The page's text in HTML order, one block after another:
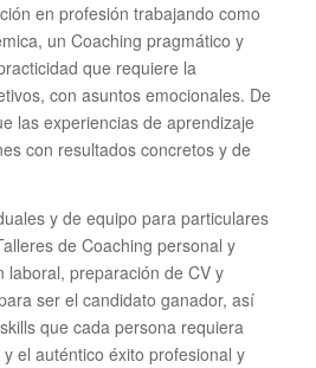
en profesión trabajando como
un Coaching pragmático y
que requiere la
con asuntos emocionales. De
las experiencias de aprendizaje
con resultados concretos y de
y de equipo para particulares
de Coaching personal y
laboral, preparación de CV y
ser el candidato ganador, así
que cada persona requiera
el auténtico éxito profesional y